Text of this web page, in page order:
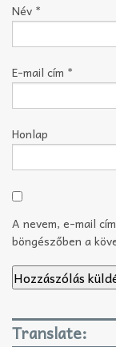
Név *
E-mail cím *
Honlap
A nevem, e-mail
böngészőben a
Translate: